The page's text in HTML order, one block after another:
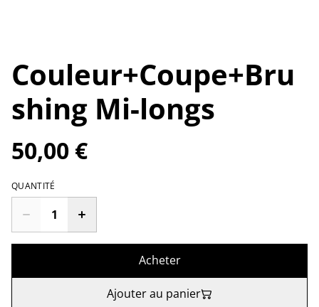
Couleur+Coupe+Bru
shing Mi-longs
50,00 €
QUANTITÉ
Acheter
Ajouter au panier